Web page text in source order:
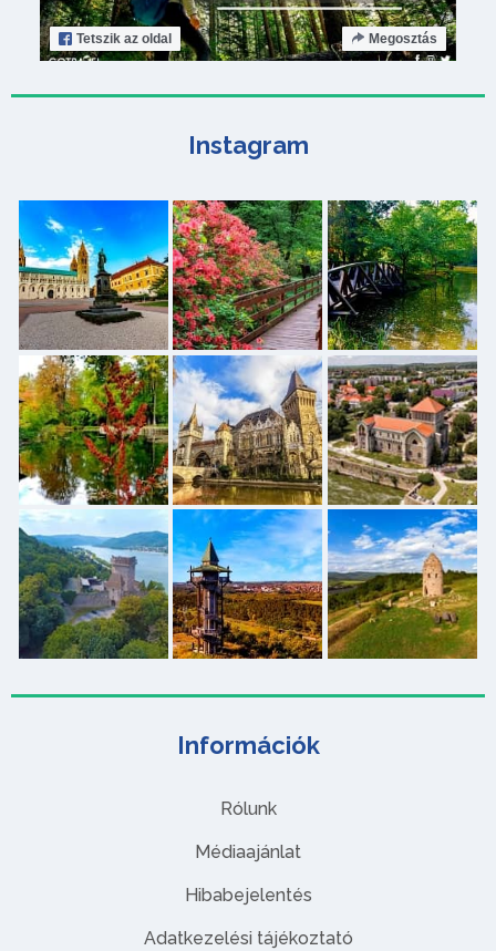
Információk
Rólunk
Médiaajánlat
Hibabejelentés
Adatkezelési tájékoztató
Tetszik az oldal Megosztás
Instagram